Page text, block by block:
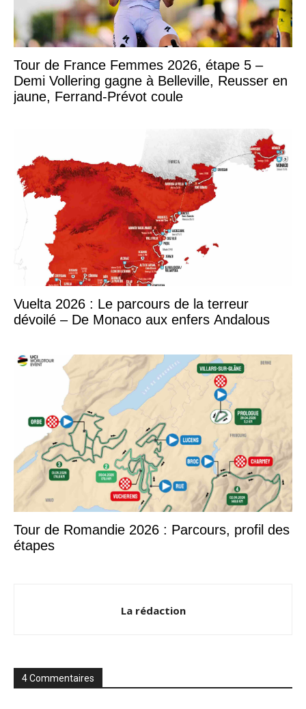
Tour de France Femmes 2026, étape 5 –
Demi Vollering gagne à Belleville, Reusser en
jaune, Ferrand-Prévot coule
Vuelta 2026 : Le parcours de la terreur
dévoilé – De Monaco aux enfers Andalous
Tour de Romandie 2026 : Parcours, profil des
étapes
La rédaction
4 Commentaires